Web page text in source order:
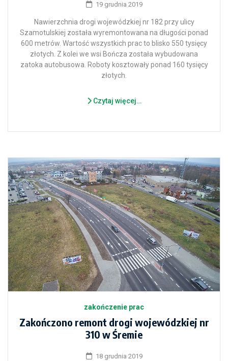
19 grudnia 2019
Nawierzchnia drogi wojewódzkiej nr 182 przy ulicy
Szamotulskiej została wyremontowana na długości ponad
600 metrów. Wartość wszystkich prac to blisko 550 tysięcy
złotych. Z kolei we wsi Bończa została wybudowana
zatoka autobusowa. Roboty kosztowały ponad 160 tysięcy
złotych.
Czytaj więcej…
zakończenie prac
Zakończono remont drogi wojewódzkiej nr
310 w Śremie
18 grudnia 2019